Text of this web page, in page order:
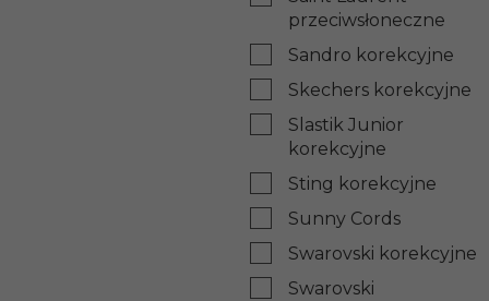
przeciwsłoneczne
Sandro korekcyjne
Skechers korekcyjne
Slastik Junior
korekcyjne
Sting korekcyjne
Sunny Cords
Swarovski korekcyjne
Swarovski